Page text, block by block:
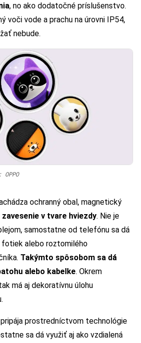
, no ako dodatočné príslušenstvo.
voči vode a prachu na úrovni IP54,
nebude.
ochranný obal, magnetický
zavesenie v tvare hviezdy. Nie je
samostatne od telefónu sa dá
fotiek alebo roztomilého
Takýmto spôsobom sa dá
alebo kabelke. Okrem
má aj dekoratívnu úlohu
prostredníctvom technológie
sa dá využiť aj ako vzdialená